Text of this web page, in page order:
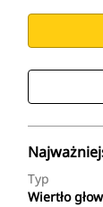
Typ
Wiertło